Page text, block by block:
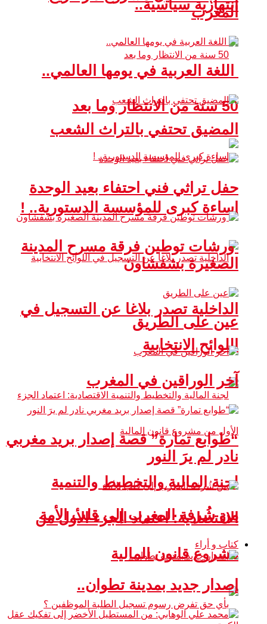
انتهازية سياسية..
50 سنة من الانتظار وما بعد
إساءة كبرى للمؤسسة الدستورية.. !
الداخلية تصدر بلاغا عن التسجيل في
اللوائح الانتخابية
لجنة المالية والتخطيط والتنمية
الاقتصادية: اعتماد الجزء الأول من
مشروع قانون المالية
المغرب
اللغة العربية في يومها العالمي..
المضيق تحتفي بالتراث الشعب
حفل تراثي فني احتفاء بعيد الوحدة
ورشات توطين فرقة مسرح المدينة
الصغيرة بشفشاون
عين على الطريق
آخر الوراقين في المغرب
“طوابع تمارة” قصة إصدار بريد مغربي
نادر لم يرَ النور
من شُرفة المغرب إلى قلب الأمة
كتاب و أراء
إصدار جديد بمدينة تطوان..